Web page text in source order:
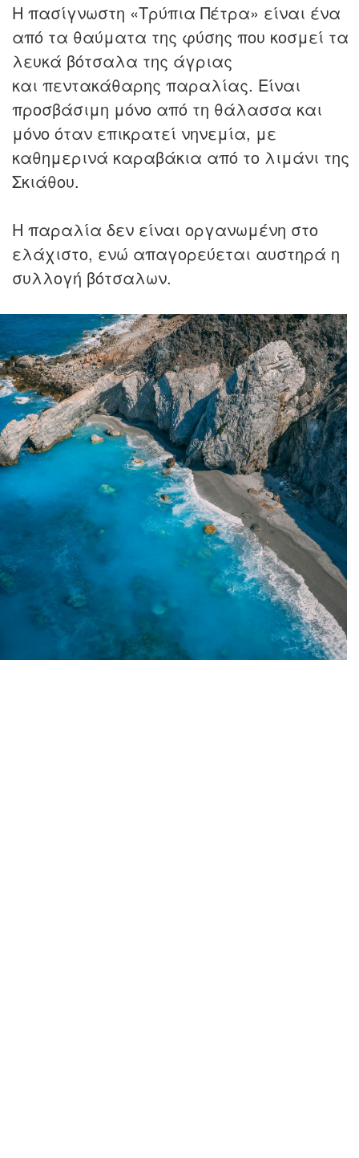
Η πασίγνωστη «Τρύπια Πέτρα» είναι ένα
από τα θαύματα της φύσης που κοσμεί τα
λευκά βότσαλα της άγριας
και πεντακάθαρης παραλίας. Είναι
προσβάσιμη μόνο από τη θάλασσα και
μόνο όταν επικρατεί νηνεμία, με
καθημερινά καραβάκια από το λιμάνι της
Σκιάθου.
Η παραλία δεν είναι οργανωμένη στο
ελάχιστο, ενώ απαγορεύεται αυστηρά η
συλλογή βότσαλων.